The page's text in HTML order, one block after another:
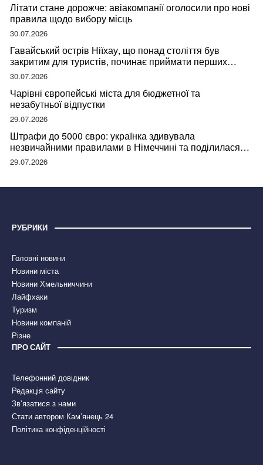
Літати стане дорожче: авіакомпанії оголосили про нові
правила щодо вибору місць
30.07.2026
Гавайський острів Ніїхау, що понад століття був
закритим для туристів, починає приймати перших
відвідувачів
30.07.2026
Чарівні європейські міста для бюджетної та
незабутньої відпустки
29.07.2026
Штрафи до 5000 євро: українка здивувала
незвичайними правилами в Німеччині та поділилася
правдою
29.07.2026
РУБРИКИ
Головні новини
Новини міста
Новини Хмельниччини
Лайфхаки
Туризм
Новини компаній
Різне
ПРО САЙТ
Телефонний довідник
Редакція сайту
Зв’язатися з нами
Стати автором Кам’янець 24
Політика конфіденційності